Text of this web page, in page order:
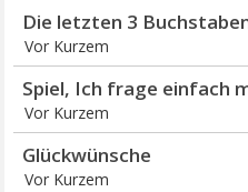
Die letzten 3
Vor Kurzem
Spiel, Ich frage einfach
Vor Kurzem
Glückwünsche
Vor Kurzem